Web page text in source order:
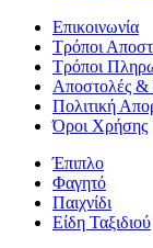
Επικοινωνία
Τρόποι
Τρόποι
Αποστολές &
Πολιτική
Όροι Χρήσης
Έπιπλο
Φαγητό
Παιχνίδι
Είδη Ταξιδιού